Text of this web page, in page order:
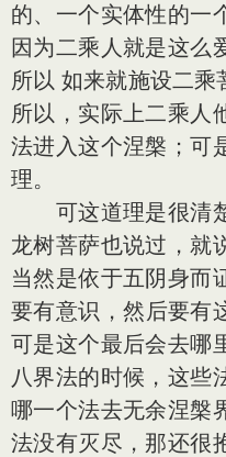
的、一个实体性的一
因为二乘人就是这么
所以 如来就施设二乘
所以，实际上二乘人
法进入这个涅槃；可
理。
可这道理是很清楚
龙树菩萨也说过，就
当然是依于五阴身而
要有意识，然后要有
可是这个最后会去哪
八界法的时候，这些
哪一个法去无余涅槃
法没有灭尽，那还很